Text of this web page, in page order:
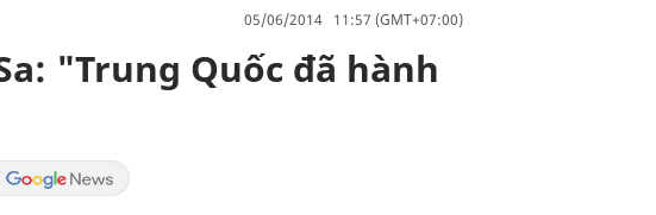
05/06/2014 11:57 (GMT+07:00)
"Trung Quốc đã hành